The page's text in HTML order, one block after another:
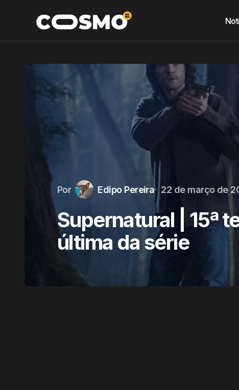
Por Edipo Pereira 22 de março de
Supernatural | 15ª
última da série